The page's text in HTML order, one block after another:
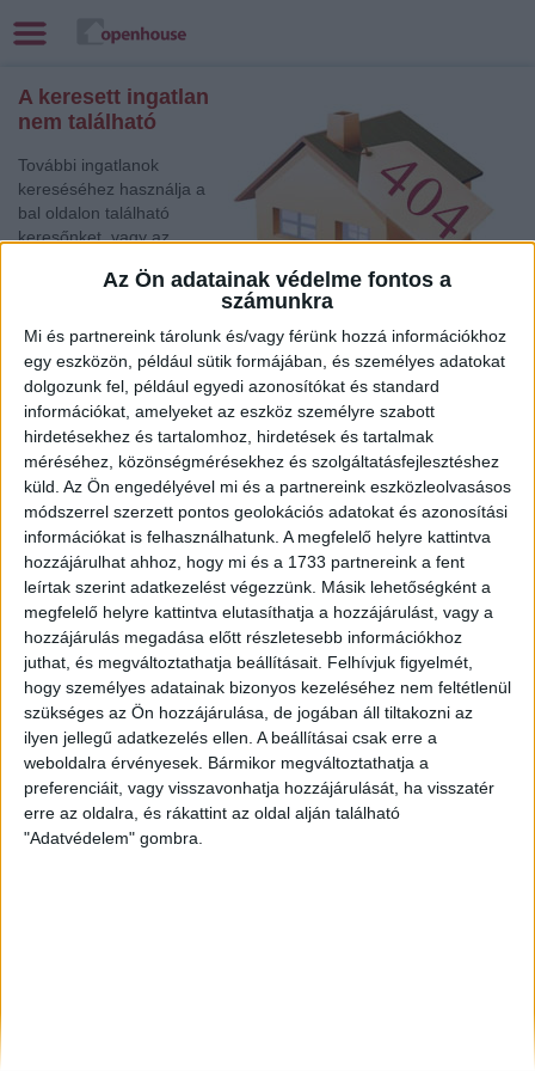
Az Ön adatainak védelme fontos a
számunkra
Mi és partnereink tárolunk és/vagy férünk hozzá információkhoz
egy eszközön, például sütik formájában, és személyes adatokat
dolgozunk fel, például egyedi azonosítókat és standard
információkat, amelyeket az eszköz személyre szabott
hirdetésekhez és tartalomhoz, hirdetések és tartalmak
méréséhez, közönségmérésekhez és szolgáltatásfejlesztéshez
küld. Az Ön engedélyével mi és a partnereink eszközleolvasásos
módszerrel szerzett pontos geolokációs adatokat és azonosítási
információkat is felhasználhatunk. A megfelelő helyre kattintva
hozzájárulhat ahhoz, hogy mi és a 1733 partnereink a fent
leírtak szerint adatkezelést végezzünk. Másik lehetőségként a
megfelelő helyre kattintva elutasíthatja a hozzájárulást, vagy a
hozzájárulás megadása előtt részletesebb információkhoz
juthat, és megváltoztathatja beállításait. Felhívjuk figyelmét,
hogy személyes adatainak bizonyos kezeléséhez nem feltétlenül
szükséges az Ön hozzájárulása, de jogában áll tiltakozni az
ilyen jellegű adatkezelés ellen. A beállításai csak erre a
weboldalra érvényesek. Bármikor megváltoztathatja a
preferenciáit, vagy visszavonhatja hozzájárulását, ha visszatér
erre az oldalra, és rákattint az oldal alján található
"Adatvédelem" gombra.
A keresett ingatlan
nem található
További ingatlanok
kereséséhez használja a
bal oldalon található
keresőnket, vagy az
Szolnok, Eladó Társasházi lakás
Balatonlelle , Eladó Társasházi lakás
Kaposvár, Eladó Társasházi lakás
, Kiadó Társasházi lakás
Békéscsaba, Eladó Társasházi lakás
Gödöllő, Eladó Családi ház
Pápa, Eladó Társasházi lakás, Családi ház
Szombathely, Eladó Családi ház
Békéscsaba
, Eladó Családi ház